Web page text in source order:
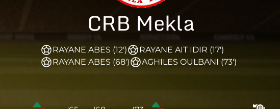
CRB Mekla
RAYANE ABES (12')
RAYANE AIT IDIR (17')
RAYANE ABES (68')
AGHILES OULBANI (73')